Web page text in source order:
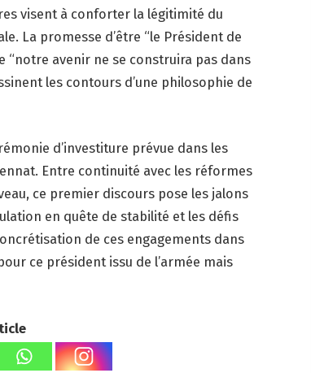
visent à conforter la légitimité du
La promesse d’être “le Président de
“notre avenir ne se construira pas dans
les contours d’une philosophie de
d’investiture prévue dans les
Entre continuité avec les réformes
ce premier discours pose les jalons
en quête de stabilité et les défis
de ces engagements dans
ce président issu de l’armée mais